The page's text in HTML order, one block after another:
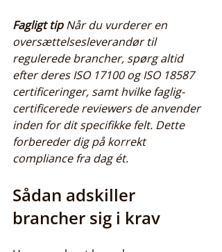
Fagligt tip Når du vurderer en
oversættelsesleverandør til
regulerede brancher, spørg altid
efter deres ISO 17100 og ISO 18587
certificeringer, samt hvilke faglig-
certificerede reviewers de anvender
inden for dit specifikke felt. Dette
forbereder dig på korrekt
compliance fra dag ét.
Sådan adskiller
brancher sig i krav